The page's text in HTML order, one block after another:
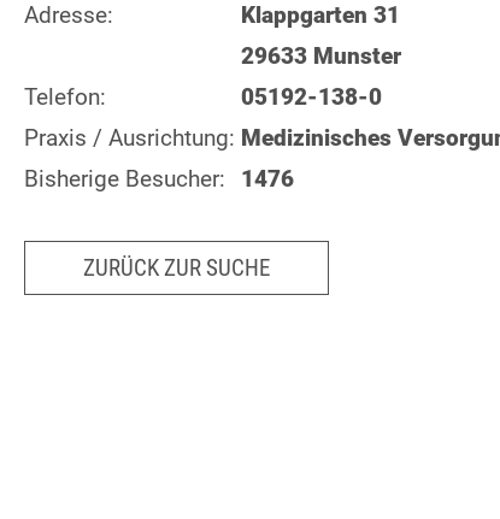
Adresse:
Klappgarten 31
29633 Munster
Telefon:
05192-138-0
Praxis / Ausrichtung: Medizinisches
Bisherige Besucher:
1476
ZURÜCK ZUR SUCHE